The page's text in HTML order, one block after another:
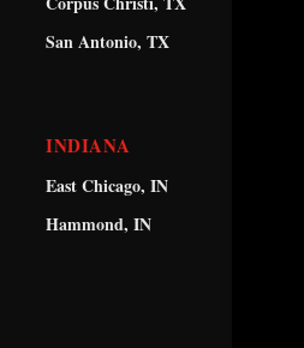
San Antonio, TX
INDIANA
East Chicago, IN
Hammond, IN